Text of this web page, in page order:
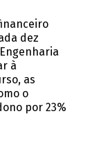
dez
à
as
o
por 23%